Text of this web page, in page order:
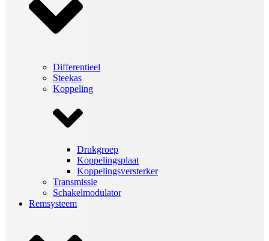
Differentieel
Steekas
Koppeling
Drukgroep
Koppelingsplaat
Koppelingsversterker
Transmissie
Schakelmodulator
Remsysteem